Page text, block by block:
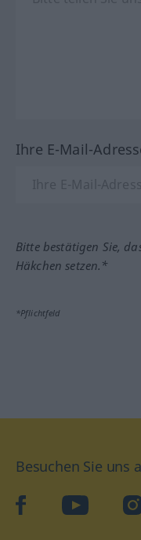
Ihre E-Mail-
Bitte bestätigen Sie,
Häkchen setzen.*
*Pflichtfeld
Besuchen Sie uns
facebookYouTube